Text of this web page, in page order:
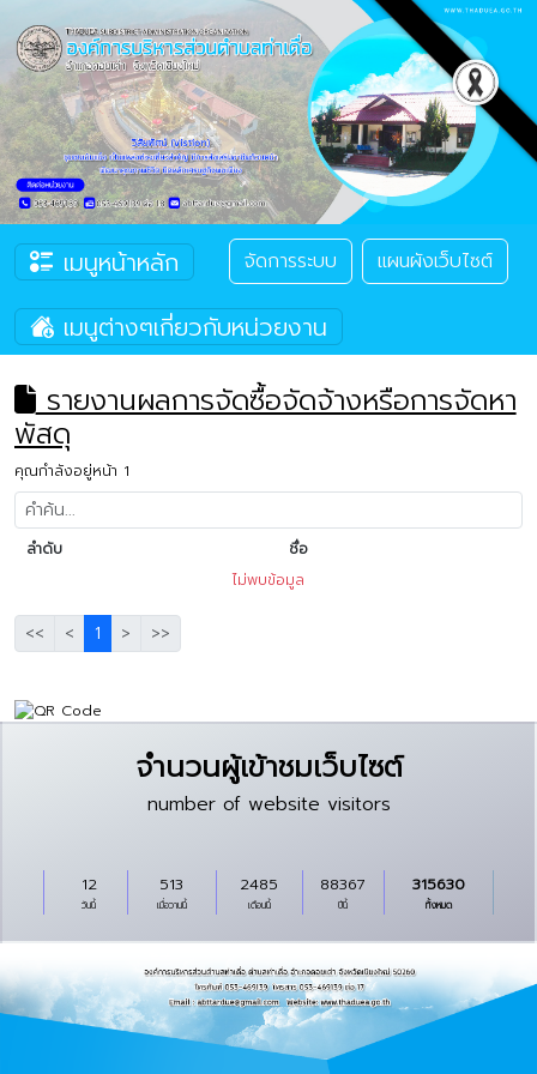
เมนูหน้าหลัก จัดการระบบ แผนผังเว็บไซต์
เมนูต่างๆเกี่ยวกับหน่วยงาน
รายงานผลการจัดซื้อจัดจ้างหรือการจัดหา
พัสดุ
คุณกำลังอยู่หน้า 1
ลำดับ
ชื่อ
ไม่พบข้อมูล
<< < 1 > >>
จำนวนผู้เข้าชมเว็บไซต์
number of website visitors
วันนี้
12
เมื่อวานนี้
513
เดือนนี้
2485
ปีนี้
88367
ทั้งหมด
315630